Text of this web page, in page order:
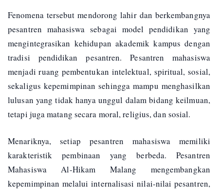
Fenomena tersebut mendorong lahir dan berkembangnya
pesantren mahasiswa sebagai model pendidikan yang
mengintegrasikan kehidupan akademik kampus dengan
tradisi pendidikan pesantren. Pesantren mahasiswa
menjadi ruang pembentukan intelektual, spiritual, sosial,
sekaligus kepemimpinan sehingga mampu menghasilkan
lulusan yang tidak hanya unggul dalam bidang keilmuan,
tetapi juga matang secara moral, religius, dan sosial.
Menariknya, setiap pesantren mahasiswa memiliki
karakteristik pembinaan yang berbeda. Pesantren
Mahasiswa Al-Hikam Malang mengembangkan
kepemimpinan melalui internalisasi nilai-nilai pesantren,